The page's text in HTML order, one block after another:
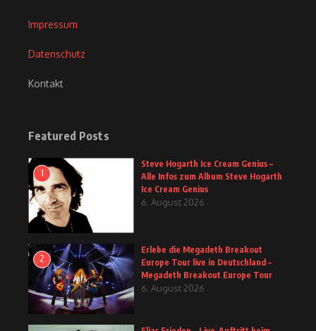
Impressum
Datenschutz
Kontakt
Featured Posts
1
Steve Hogarth Ice Cream Genius –
Alle Infos zum Album Steve Hogarth
Ice Cream Genius
6. August 2026
2
Erlebe die Megadeth Breakout
Europe Tour live in Deutschland –
Megadeth Breakout Europe Tour
6. August 2026